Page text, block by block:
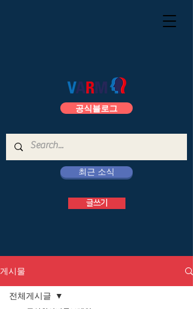
공식블로그
글쓰기
최근 소식
게시물
전체게시글